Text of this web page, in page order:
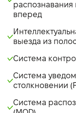
вперед
выезда из
Система
Система
столкновении
Система